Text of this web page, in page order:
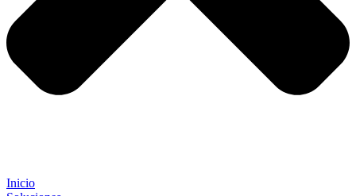
Inicio